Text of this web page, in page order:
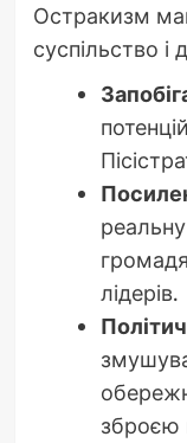
Остракизм
суспільство і
лідерів.
зброєю